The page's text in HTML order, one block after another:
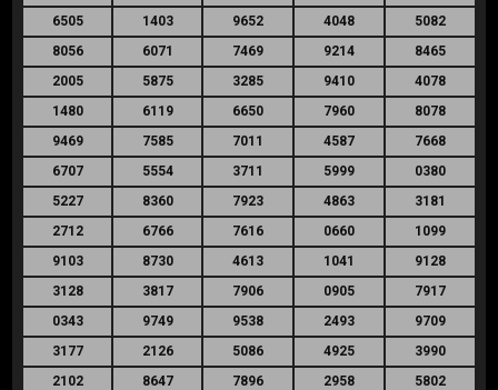
6505
1403 9652 4048
5082
8056
6071 7469 9214
8465
2005
5875 3285 9410
4078
1480
6119 6650 7960
8078
9469
7585 7011 4587
7668
6707
5554 3711 5999
0380
5227
8360 7923 4863
3181
2712
6766 7616 0660
1099
9103
8730 4613 1041
9128
3128
3817 7906 0905
7917
0343
9749 9538 2493
9709
3177
2126 5086 4925
3990
2102
8647 7896 2958
5802